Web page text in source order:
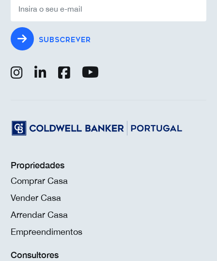
SUBSCREVER
Propriedades
Comprar Casa
Vender Casa
Arrendar Casa
Empreendimentos
Consultores